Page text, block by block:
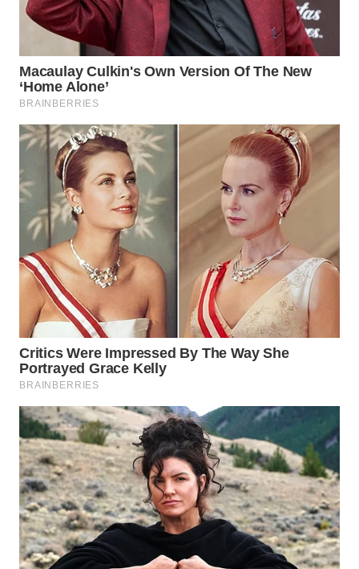
TOBA
NIAS
WN
LANGKAT
WN
TAPANULI
SELATAN
WN
TANJUNG
LESUNG
WN
KARO
WN
WN
LABUHANBATU
WN
TAPANULI
TENGAH